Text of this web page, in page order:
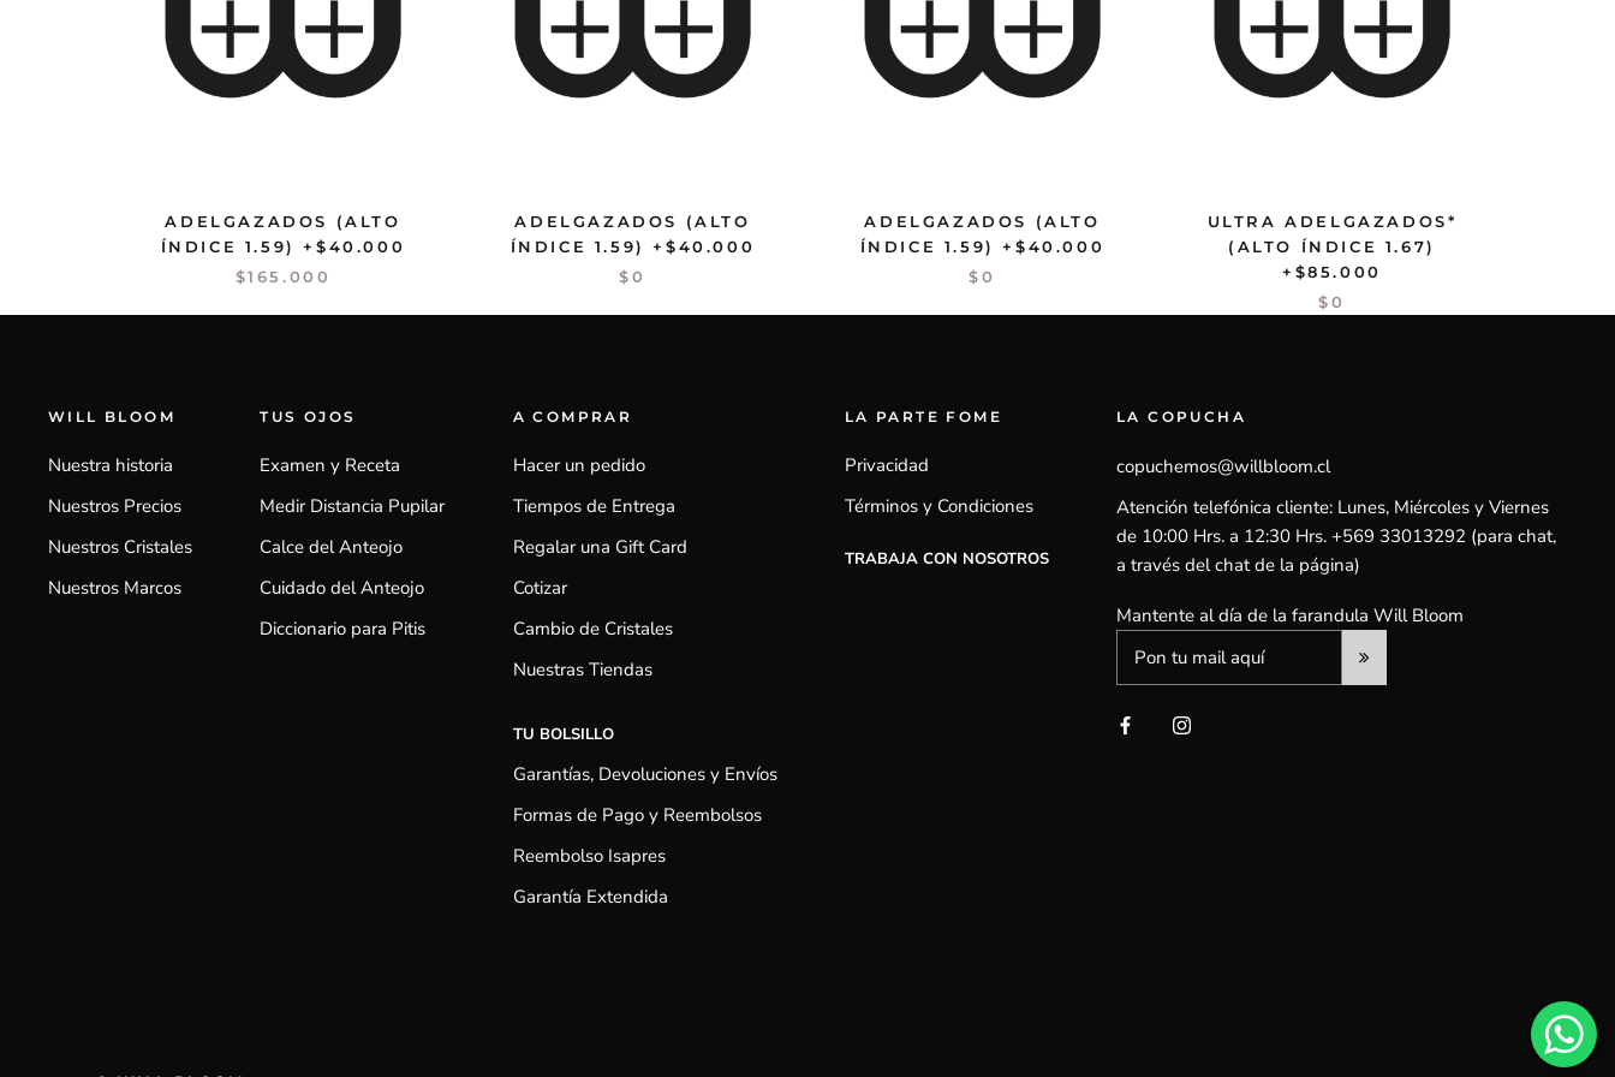
ADELGAZADOS (ALTO
ÍNDICE 1.59) +$40.000
$165.000
ADELGAZADOS (ALTO
ÍNDICE 1.59) +$40.000
$0
ADELGAZADOS (ALTO
ÍNDICE 1.59) +$40.000
$0
ULTRA ADELGAZADOS*
(ALTO ÍNDICE 1.67)
+$85.000
$0
WILL BLOOM
Nuestra historia
Nuestros Precios
Nuestros Cristales
Nuestros Marcos
TUS OJOS
Examen y Receta
Medir Distancia Pupilar
Calce del Anteojo
Cuidado del Anteojo
Diccionario para Pitis
A COMPRAR
Hacer un pedido
Tiempos de Entrega
Regalar una Gift Card
Cotizar
Cambio de Cristales
Nuestras Tiendas
TU BOLSILLO
Garantías, Devoluciones y Envíos
Formas de Pago y Reembolsos
Reembolso Isapres
Garantía Extendida
LA PARTE FOME
Privacidad
Términos y Condiciones
TRABAJA CON NOSOTROS
LA COPUCHA
copuchemos@willbloom.cl
Atención telefónica cliente: Lunes, Miércoles y Viernes
de 10:00 Hrs. a 12:30 Hrs. +569 33013292 (para chat,
a través del chat de la página)
Mantente al día de la farandula Will Bloom